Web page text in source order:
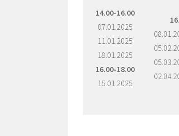
14.00-16.00
07.01.2025
11.01.2025
18.01.2025
16.00-18.00
15.01.2025